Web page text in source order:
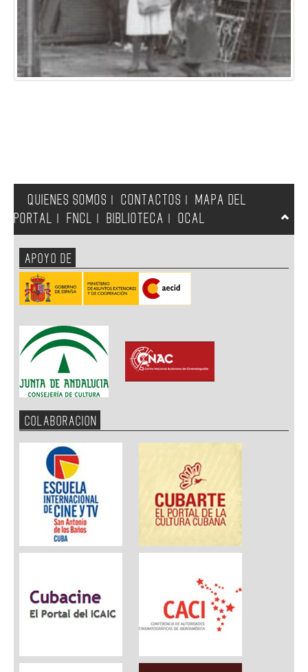
QUIENES SOMOS CONTACTOS
MAPA DEL
PORTAL
FNCL BIBLIOTECA OCAL
APOYO DE
COLABORACION